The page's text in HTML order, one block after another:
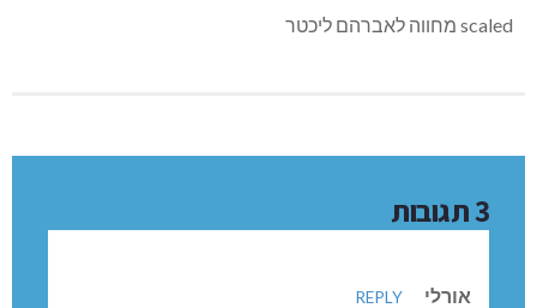
3 תגובות
אורלי
REPLY